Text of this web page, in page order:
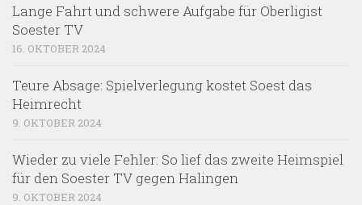
Lange Fahrt und schwere Aufgabe für Oberligist
Soester TV
16. OKTOBER 2024
Teure Absage: Spielverlegung kostet Soest das
Heimrecht
9. OKTOBER 2024
Wieder zu viele Fehler: So lief das zweite Heimspiel
für den Soester TV gegen Halingen
9. OKTOBER 2024